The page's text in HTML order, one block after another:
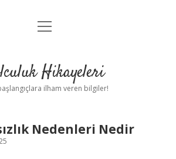
Anasayfa
Yasal Uyarı
menüyü
Hikayeleri
ilham veren bilgiler!
Nedenleri Nedir